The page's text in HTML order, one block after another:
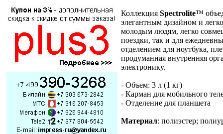
Коллекция Spectrolite™
элегантным дизайном и
молодым людям, легко
поездки, так и для
отделением для ноутбука,
продуманная внутренняя
электронику.
- Объем: 3 л (1 кг)
- Карман для мобильного
- Отделение для планшета
Материал: полиэстер;